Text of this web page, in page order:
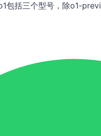
括三个型号，除o1-